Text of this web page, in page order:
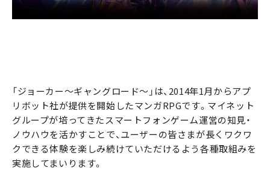
「ジョーカー～ギャングロード～」は、2014年1月からアプ
リボット社が提供を開始したマンガRPGです。マイネット
グループが培ってきたスマートフォンゲーム運営の知見・
ノウハウを活かすことで、ユーザーの皆さまが長くワクワ
クできる体験を楽しみ続けていただけるよう各種取組みを
実施してまいります。